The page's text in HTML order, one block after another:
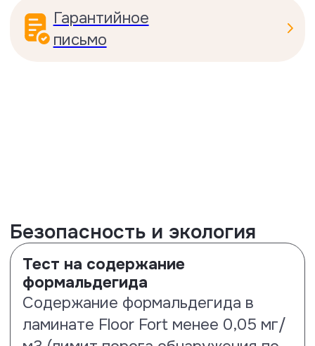
Испытания на прочность и
долговечность
Тест на истираемость и
соответствие 33 классу
Данное испытания проводилось